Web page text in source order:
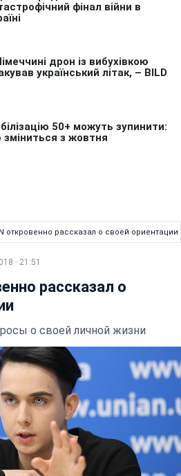
откровенно рассказал о своей ориентации
· 21:51
рассказал о
о своей личной жизни